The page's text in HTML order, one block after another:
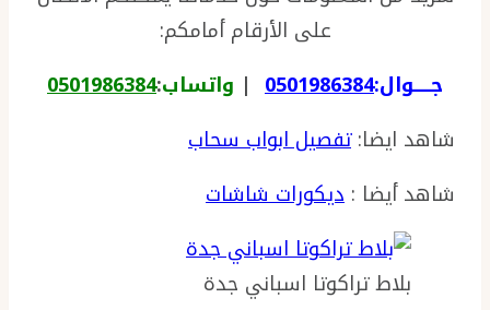
على الأرقام أمامكم:
جـــــوال:0501986384
| واتساب:
0501986384
شاهد ايضا:تفصيل ابواب سحاب
شاهد أيضا : ديكورات شاشات
بلاط تراكوتا اسباني جدة